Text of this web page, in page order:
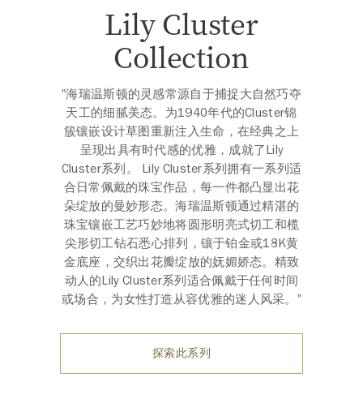
Lily Cluster
Collection
"海瑞温斯顿的灵感常源自于捕捉大自然巧夺
天工的细腻美态。为1940年代的Cluster锦
簇镶嵌设计草图重新注入生命，在经典之上
呈现出具有时代感的优雅，成就了Lily
Cluster系列。 Lily Cluster系列拥有一系列适
合日常佩戴的珠宝作品，每一件都凸显出花
朵绽放的曼妙形态。海瑞温斯顿通过精湛的
珠宝镶嵌工艺巧妙地将圆形明亮式切工和榄
尖形切工钻石悉心排列，镶于铂金或18K黄
金底座，交织出花瓣绽放的妩媚娇态。精致
动人的Lily Cluster系列适合佩戴于任何时间
或场合，为女性打造从容优雅的迷人风采。"
探索此系列